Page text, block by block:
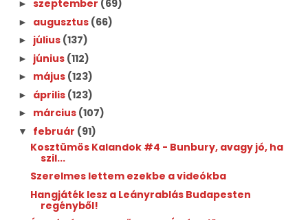
► szeptember (69)
► augusztus (66)
► július (137)
► június (112)
► május (123)
► április (123)
► március (107)
▼ február (91)
Kosztümös Kalandok #4 - Bunbury, avagy jó, ha
szil...
Szerelmes lettem ezekbe a videókba
Hangjáték lesz a Leányrablás Budapesten
regényből!